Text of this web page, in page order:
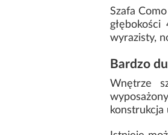
Szafa
wyrazisty,
Bardzo
Wnętrze